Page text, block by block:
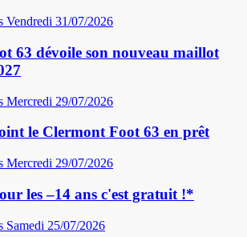
Vendredi 31/07/2026
63 dévoile son nouveau maillot
Mercredi 29/07/2026
le Clermont Foot 63 en prêt
Mercredi 29/07/2026
les –14 ans c'est gratuit !*
Samedi 25/07/2026